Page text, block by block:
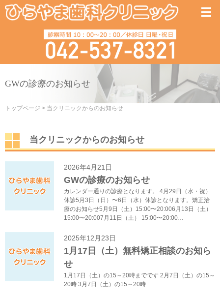
GWの診療のお知らせ
トップページ > 当クリニックからのお知らせ
当クリニックからのお知らせ
2026年4月21日
GWの診療のお知らせ
カレンダー通りの診療となります。 4月29日（水・祝）
休診5月3日（日）〜6日（水）休診となります。矯正治
療のお知らせ5月9日（土）15:00〜20:006月13日（土）
15:00〜20:007月11日（土） 15:00〜20:00…
2025年12月23日
1月17日（土）無料矯正相談のお知ら
せ
1月17日（土）の15～20時までです 2月7日（土）の15～
20時 3月7日（土）の15～20時